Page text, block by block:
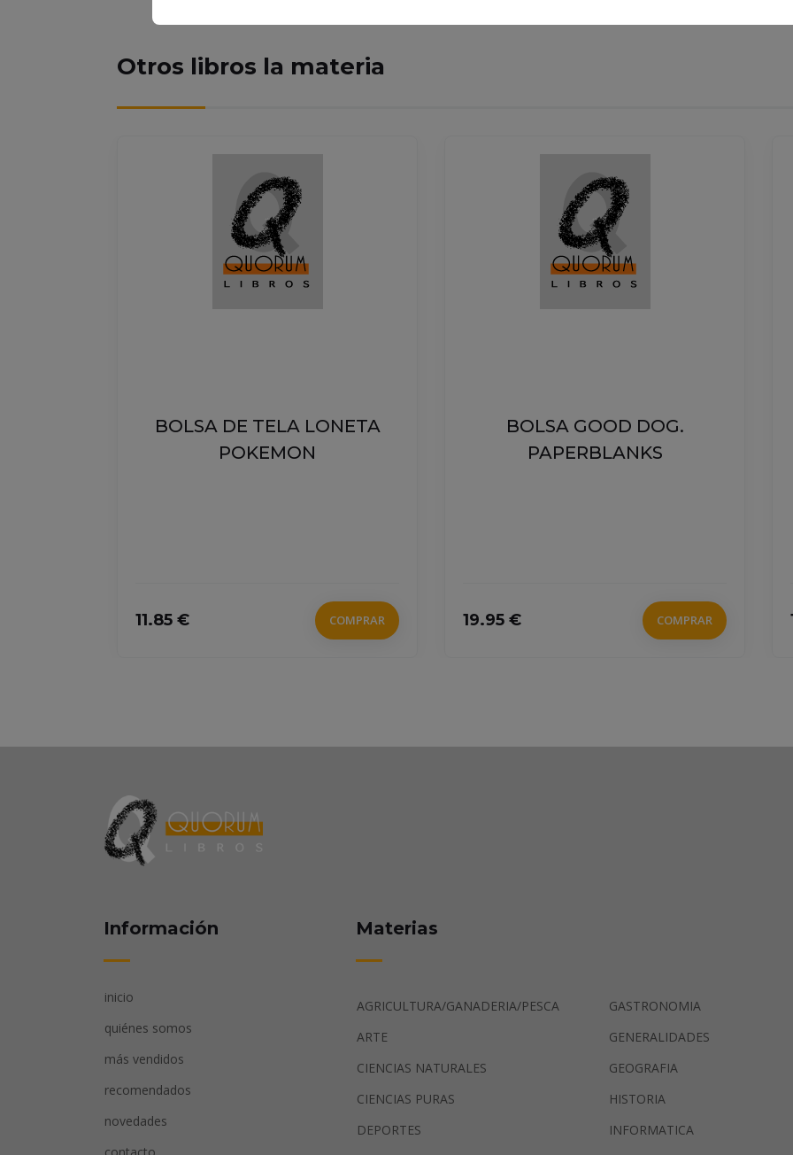
Otros libros la materia
BOLSA DE TELA LONETA
POKEMON
11.85 € COMPRAR
BOLSA GOOD DOG.
PAPERBLANKS
19.95 € COMPRAR
Información
inicio
quiénes somos
más vendidos
recomendados
novedades
Materias
AGRICULTURA/GANADERIA/PESCA
ARTE
CIENCIAS NATURALES
CIENCIAS PURAS
DEPORTES
GASTRONOMIA
GENERALIDADES
GEOGRAFIA
HISTORIA
INFORMATICA